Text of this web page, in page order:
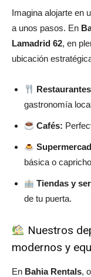
Imagina alojarte en
a unos pasos. En
Lamadrid 62, en
ubicación
gastronomía
Cafés:
básica o
Tiendas y
de tu puerta.
Nuestros
modernos y
En Bahia Rentals,